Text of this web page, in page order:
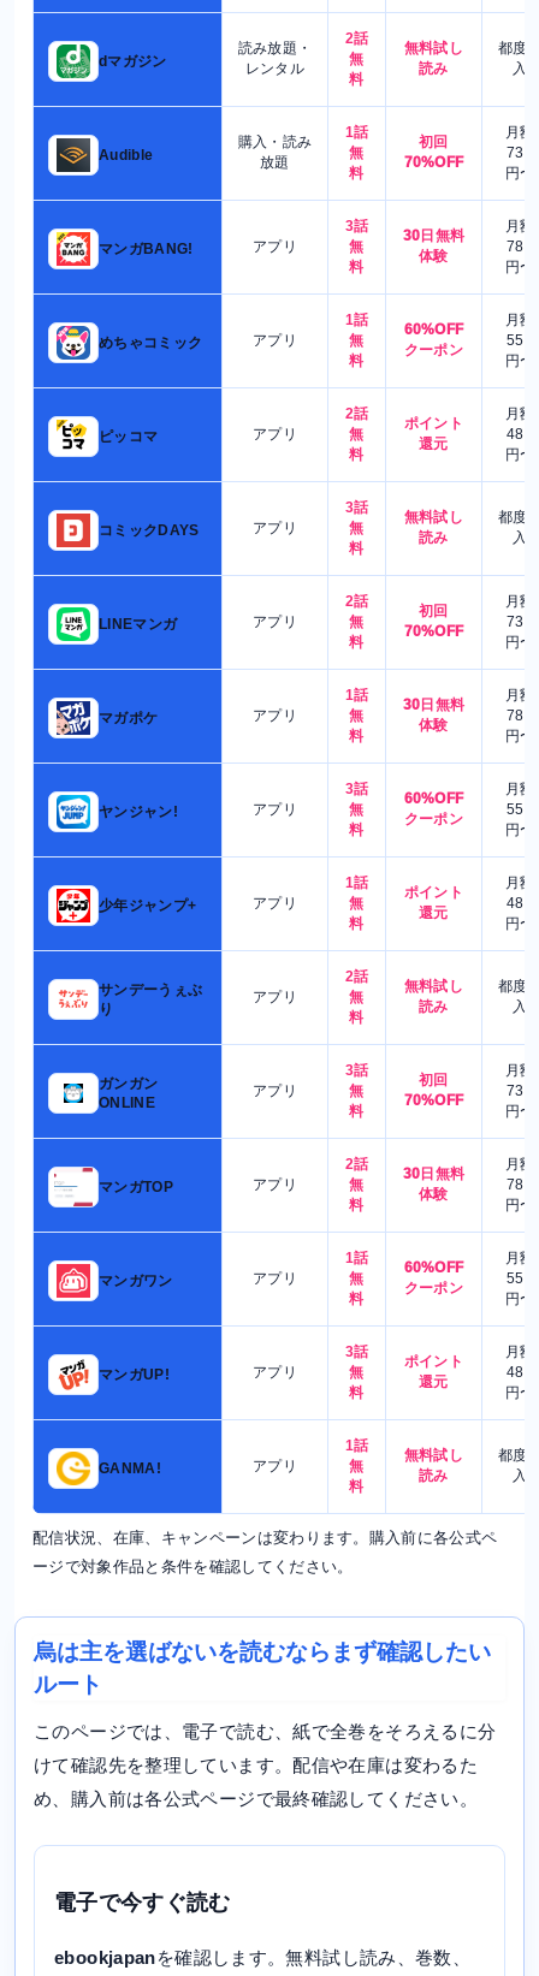
dマガジン
読み放題・
レンタル
2話
無
料
無料試し
読み
都度
入
Audible
購入・読み
放題
1話
無
料
初回
70%OFF
月額
730
円〜
マンガBANG! アプリ
3話
無
料
30日無料
体験
月額
780
円〜
めちゃコミック アプリ
1話
無
料
60%OFF
クーポン
月額
550
円〜
ピッコマ アプリ
2話
無
料
ポイント
還元
月額
480
円〜
コミックDAYS アプリ
3話
無
料
無料試し
読み
都度
入
LINEマンガ アプリ
2話
無
料
初回
70%OFF
月額
730
円〜
マガポケ アプリ
1話
無
料
30日無料
体験
月額
780
円〜
ヤンジャン! アプリ
3話
無
料
60%OFF
クーポン
月額
550
円〜
少年ジャンプ+ アプリ
1話
無
料
ポイント
還元
月額
480
円〜
サンデーうぇぶ
り
アプリ
2話
無
料
無料試し
読み
都度
入
ガンガン
ONLINE
アプリ
3話
無
料
初回
70%OFF
月額
730
円〜
マンガTOP アプリ
2話
無
料
30日無料
体験
月額
780
円〜
マンガワン アプリ
1話
無
料
60%OFF
クーポン
月額
550
円〜
マンガUP! アプリ
3話
無
料
ポイント
還元
月額
480
円〜
GANMA! アプリ
1話
無
料
無料試し
読み
都度
入
配信状況、在庫、キャンペーンは変わります。購入前に各公式ペ
ージで対象作品と条件を確認してください。
烏は主を選ばないを読むならまず確認したい
ルート
このページでは、電子で読む、紙で全巻をそろえるに分
けて確認先を整理しています。配信や在庫は変わるた
め、購入前は各公式ページで最終確認してください。
電子で今すぐ読む
ebookjapanを確認します。無料試し読み、巻数、